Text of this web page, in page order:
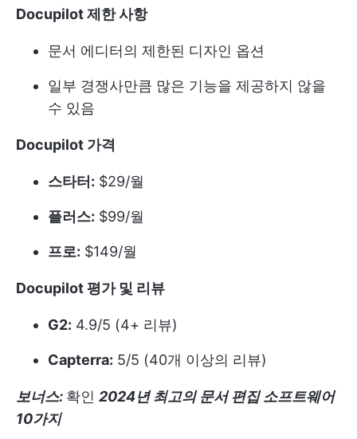
Docupilot 제한 사항
문서 에디터의 제한된 디자인 옵션
일부 경쟁사만큼 많은 기능을 제공하지 않을
수 있음
Docupilot 가격
스타터: $29/월
플러스: $99/월
프로: $149/월
Docupilot 평가 및 리뷰
G2: 4.9/5 (4+ 리뷰)
Capterra: 5/5 (40개 이상의 리뷰)
보너스: 확인 2024년 최고의 문서 편집 소프트웨어
10가지